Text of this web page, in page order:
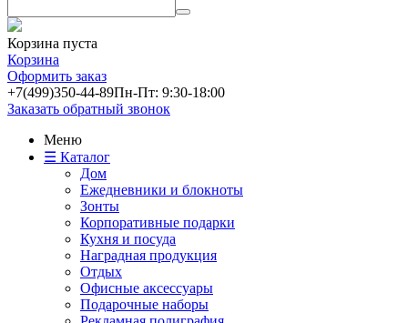
Корзина пуста
Корзина
Оформить заказ
+7(499)350-44-89Пн-Пт: 9:30-18:00
Заказать обратный звонок
Меню
☰ Каталог
Дом
Ежедневники и блокноты
Зонты
Корпоративные подарки
Кухня и посуда
Наградная продукция
Отдых
Офисные аксессуары
Подарочные наборы